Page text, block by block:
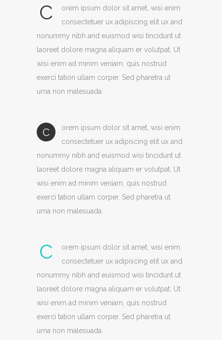
C
orem ipsum dolor sit amet, wisi enim
consectetuer ux adipiscing elit ux and
nonummy nibh and euismod wisi tincidunt ut
laoreet dolore magna aliquam er volutpat. Ut
wisi enim ad minim veniam, quis nostrud
exerci tation ullam corper. Sed pharetra ut
urna non malesuada.
C
orem ipsum dolor sit amet, wisi enim
consectetuer ux adipiscing elit ux and
nonummy nibh and euismod wisi tincidunt ut
laoreet dolore magna aliquam er volutpat. Ut
wisi enim ad minim veniam, quis nostrud
exerci tation ullam corper. Sed pharetra ut
urna non malesuada.
C
orem ipsum dolor sit amet, wisi enim
consectetuer ux adipiscing elit ux and
nonummy nibh and euismod wisi tincidunt ut
laoreet dolore magna aliquam er volutpat. Ut
wisi enim ad minim veniam, quis nostrud
exerci tation ullam corper. Sed pharetra ut
urna non malesuada.